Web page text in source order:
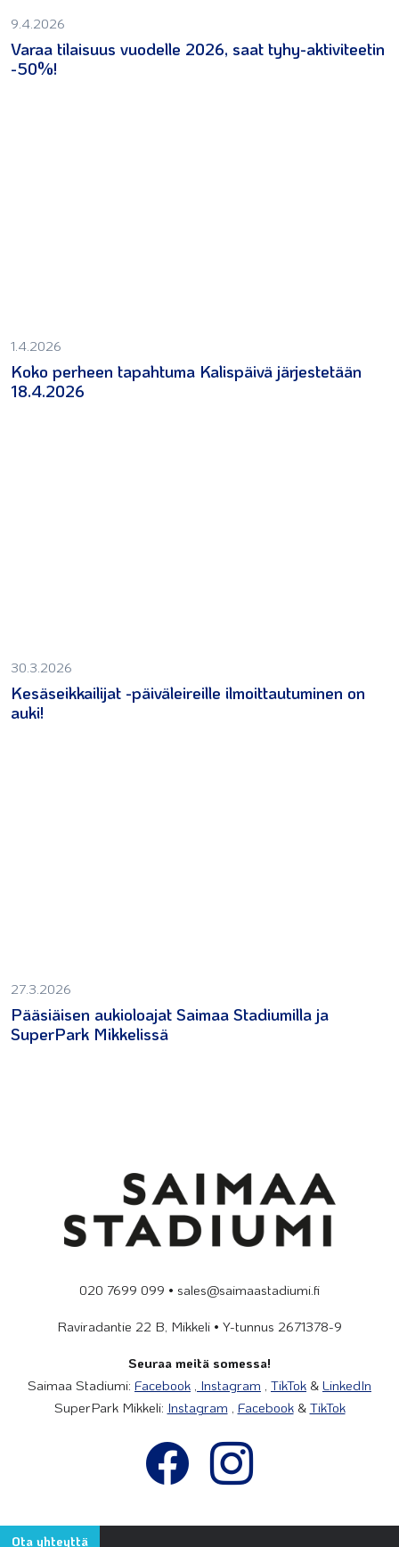
9.4.2026
Varaa tilaisuus vuodelle 2026, saat tyhy-aktiviteetin
-50%!
1.4.2026
Koko perheen tapahtuma Kalispäivä järjestetään
18.4.2026
30.3.2026
Kesäseikkailijat -päiväleireille ilmoittautuminen on
auki!
27.3.2026
Pääsiäisen aukioloajat Saimaa Stadiumilla ja
SuperPark Mikkelissä
020 7699 099 • sales@saimaastadiumi.fi
Raviradantie 22 B, Mikkeli • Y-tunnus 2671378-9
Seuraa meitä somessa!
Saimaa Stadiumi: Facebook , Instagram , TikTok & LinkedIn
SuperPark Mikkeli: Instagram , Facebook& TikTok
Ota yhteyttä